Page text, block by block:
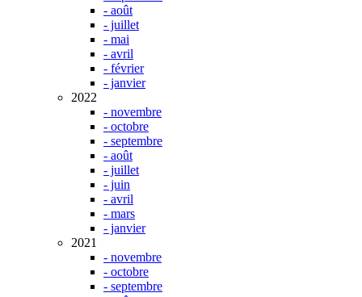
- août
- juillet
- mai
- avril
- février
- janvier
2022
- novembre
- octobre
- septembre
- août
- juillet
- juin
- avril
- mars
- janvier
2021
- novembre
- octobre
- septembre